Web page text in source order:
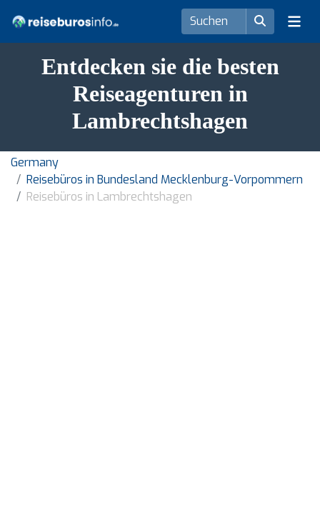
Entdecken sie die besten
Reiseagenturen in
Lambrechtshagen
Germany
Reisebüros in Bundesland Mecklenburg-Vorpommern
Reisebüros in Lambrechtshagen